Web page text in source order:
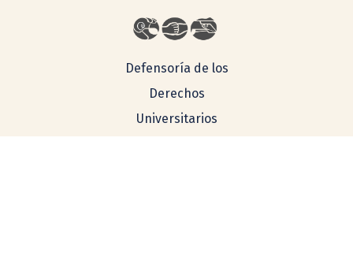
Defensoría de los
Derechos
Universitarios